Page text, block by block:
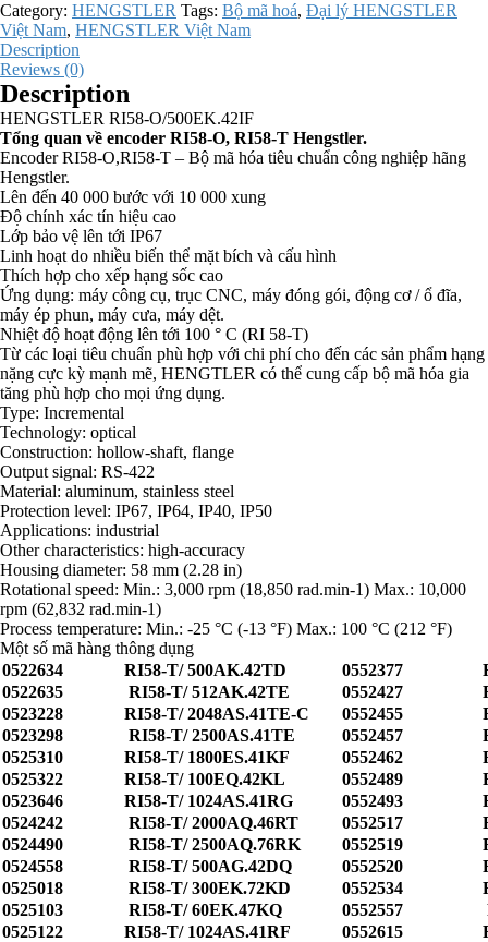
Category: HENGSTLER Tags: Bộ mã hoá, Đại lý HENGSTLER
Việt Nam, HENGSTLER Việt Nam
Description
Reviews (0)
Description
HENGSTLER RI58-O/500EK.42IF
Tổng quan về encoder RI58-O, RI58-T Hengstler.
Encoder RI58-O,RI58-T – Bộ mã hóa tiêu chuẩn công nghiệp hãng
Hengstler.
Lên đến 40 000 bước với 10 000 xung
Độ chính xác tín hiệu cao
Lớp bảo vệ lên tới IP67
Linh hoạt do nhiều biến thể mặt bích và cấu hình
Thích hợp cho xếp hạng sốc cao
Ứng dụng: máy công cụ, trục CNC, máy đóng gói, động cơ / ổ đĩa,
máy ép phun, máy cưa, máy dệt.
Nhiệt độ hoạt động lên tới 100 ° C (RI 58-T)
Từ các loại tiêu chuẩn phù hợp với chi phí cho đến các sản phẩm hạng
nặng cực kỳ mạnh mẽ, HENGTLER có thể cung cấp bộ mã hóa gia
tăng phù hợp cho mọi ứng dụng.
Type: Incremental
Technology: optical
Construction: hollow-shaft, flange
Output signal: RS-422
Material: aluminum, stainless steel
Protection level: IP67, IP64, IP40, IP50
Applications: industrial
Other characteristics: high-accuracy
Housing diameter: 58 mm (2.28 in)
Rotational speed: Min.: 3,000 rpm (18,850 rad.min-1) Max.: 10,000
rpm (62,832 rad.min-1)
Process temperature: Min.: -25 °C (-13 °F) Max.: 100 °C (212 °F)
Một số mã hàng thông dụng
0522634
RI58-T/ 500AK.42TD 0552377
0522635
RI58-T/ 512AK.42TE 0552427
0523228
RI58-T/ 2048AS.41TE-C 0552455
0523298
RI58-T/ 2500AS.41TE 0552457
0525310
RI58-T/ 1800ES.41KF 0552462
0525322
RI58-T/ 100EQ.42KL 0552489
0523646
RI58-T/ 1024AS.41RG 0552493
0524242
RI58-T/ 2000AQ.46RT 0552517
0524490
RI58-T/ 2500AQ.76RK 0552519
0524558
RI58-T/ 500AG.42DQ 0552520
0525018
RI58-T/ 300EK.72KD 0552534
0525103
RI58-T/ 60EK.47KQ 0552557
0525122
RI58-T/ 1024AS.41RF 0552615